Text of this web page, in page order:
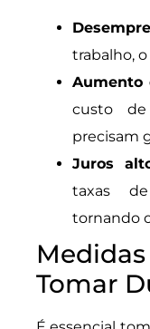
trabalho,
Aumento
custo
precisam
Juros
taxas
tornando
Tomar